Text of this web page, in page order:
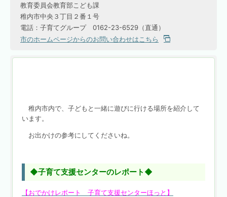
教育委員会教育部こども課
稚内市中央３丁目２番１号
電話：子育てグループ 0162-23-6529（直通）
市のホームページからのお問い合わせはこちら
稚内市内で、子どもと一緒に遊びに行ける場所を紹介して
います。
お出かけの参考にしてくださいね。
◆子育て支援センターのレポート◆
【おでかけレポート 子育て支援センターほっと】